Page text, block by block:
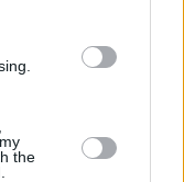
the
bude Prima sport k
Skylinku